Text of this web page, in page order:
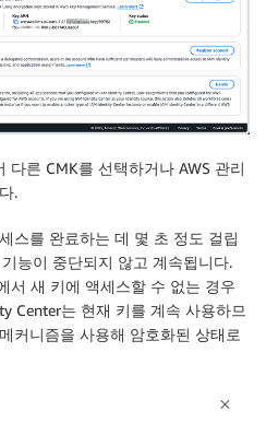
다른 CMK를 선택하거나 AWS 관리
.
스를 완료하는 데 몇 초 정도 걸립
능이 중단되지 않고 계속됩니다.
서 새 키에 액세스할 수 없는 경우
Center는 현재 키를 계속 사용하므
커니즘을 사용해 암호화된 상태로